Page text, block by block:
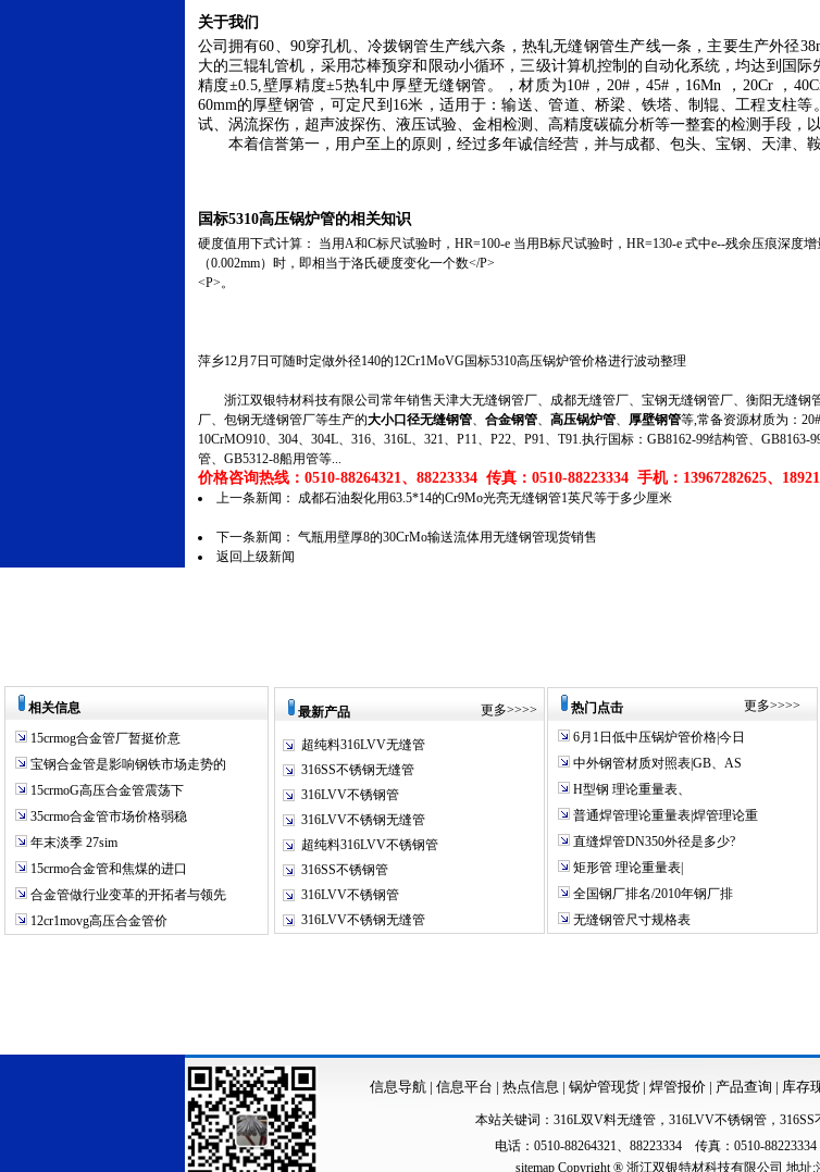
关于我们
公司拥有60、 90穿孔机、冷拨钢管生产线六条，热轧无缝钢管生产线一条，主要生产外径
大的三辊轧管机，采用芯棒预穿和限动小循环，三级计算机控制的自动化系统，均达到国际
精度±0.5,壁厚精度±5热轧中厚壁无缝钢管。，材质为10# ， 20#，45# ， 16Mn ， 20Cr ，
60mm的厚壁钢管，可定尺到 16米 ，适用于：输送、管道、桥梁、铁塔、制辊、工程支柱
试、涡流探伤，超声波探伤、液压试验、金相检测、高精度碳硫分析等一整套的检测手段，
本着信誉第一，用户至上的原则，经过多年诚信经营，并与成都、包头、宝钢、天津、鞍
国标5310高压锅炉管的相关知识
硬度值用下式计算： 当用A和C标尺试验时，HR=100-e 当用B标尺试验时，HR=130-e 式中e--残余压痕深度
（0.002mm）时，即相当于洛氏硬度变化一个数</P>
<P>。
萍乡12月7日可随时定做外径140的12Cr1MoVG国标5310高压锅炉管价格进行波动整理
浙江双银特材科技有限公司常年销售天津大无缝钢管厂、成都无缝管厂、宝钢无缝钢管厂、衡阳无缝钢
厂、包钢无缝钢管厂等生产的大小口径无缝钢管、 合金钢管、 高压锅炉管、 厚壁钢管等,常备资源材质为：
10CrMO910、304、304L、316、316L、321、P11、P22、P91、T91.执行国标：GB8162-99结构管、
管、GB5312-8船用管等...
价格咨询热线：0510-88264321、88223334 传真：0510-88223334 手机：13967282625、
上一条新闻： 成都石油裂化用63.5*14的Cr9Mo光亮无缝钢管1英尺等于多少厘米
下一条新闻： 气瓶用壁厚8的30CrMo输送流体用无缝钢管现货销售
返回上级新闻
相关信息
15crmog合金管厂暂挺价意
宝钢合金管是影响钢铁市场走势的
15crmoG高压合金管震荡下
35crmo合金管市场价格弱稳
年末淡季 27sim
15crmo合金管和焦煤的进口
合金管做行业变革的开拓者与领先
12cr1movg高压合金管价
最新产品 更多>>>>
超纯料316LVV无缝管
316SS不锈钢无缝管
316LVV不锈钢管
316LVV不锈钢无缝管
超纯料316LVV不锈钢管
316SS不锈钢管
316LVV不锈钢管
316LVV不锈钢无缝管
热门点击 更多>>>>
6月1日低中压锅炉管价格|今日
中外钢管材质对照表|GB、AS
H型钢 理论重量表、
普通焊管理论重量表|焊管理论重
直缝焊管DN350外径是多少?
矩形管 理论重量表|
全国钢厂排名/2010年钢厂排
无缝钢管尺寸规格表
信息导航| 信息平台 | 热点信息 | 锅炉管现货 | 焊管报价| 产品查询 | 库存
本站关键词： 316L双V料无缝管 ， 316LVV不锈钢管 ，
电话：0510-88264321、88223334 传真：0510-
sitemapCopyright ® 浙江双银特材科技有限公司 地址